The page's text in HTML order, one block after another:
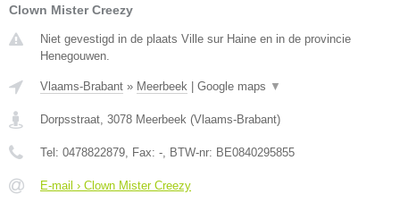
Clown Mister Creezy
Niet gevestigd in de plaats Ville sur Haine en in de provincie
Henegouwen.
Vlaams-Brabant » Meerbeek Google maps ▼
Dorpsstraat, 3078 Meerbeek (Vlaams-Brabant)
Tel: 0478822879, Fax: -, BTW-nr: BE0840295855
E-mail › Clown Mister Creezy